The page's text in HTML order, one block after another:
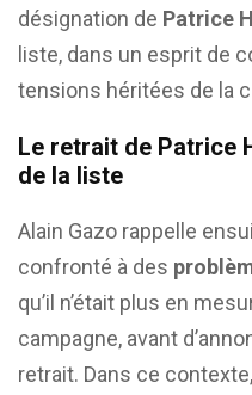
désignation de Patrice
liste, dans un esprit de
tensions héritées de la
Le retrait de Patrice
de la liste
Alain Gazo rappelle
confronté à des
qu’il n’était plus en
campagne, avant
retrait. Dans ce